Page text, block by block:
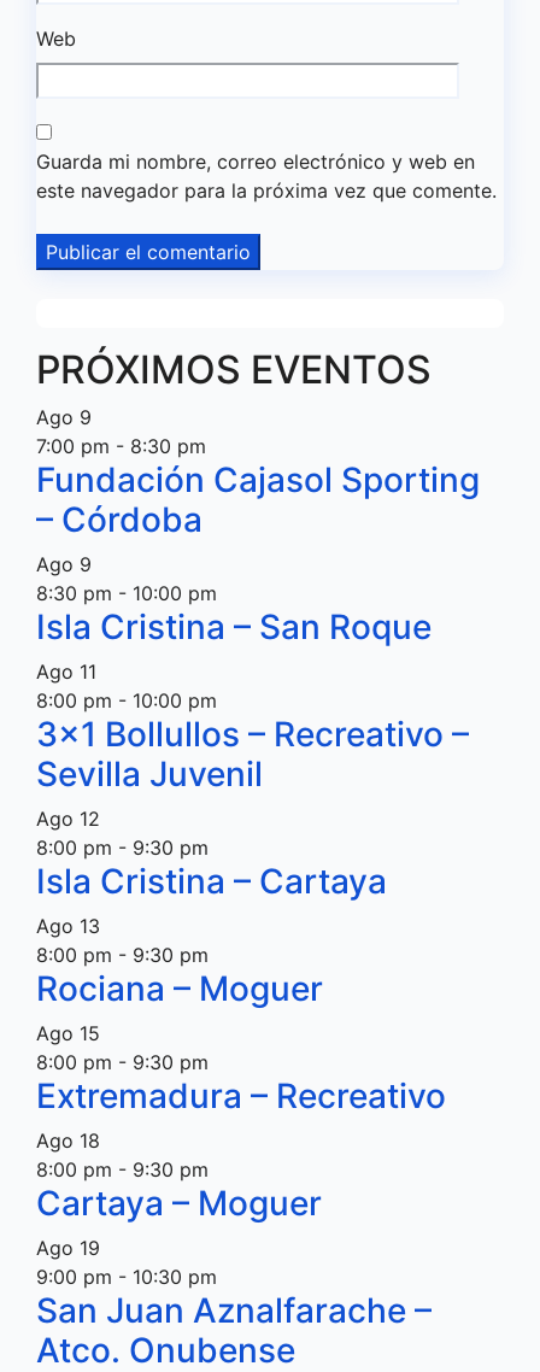
Web
Guarda mi nombre, correo electrónico y web en
este navegador para la próxima vez que comente.
PRÓXIMOS EVENTOS
Ago 9
7:00 pm - 8:30 pm
Fundación Cajasol Sporting
– Córdoba
Ago 9
8:30 pm - 10:00 pm
Isla Cristina – San Roque
Ago 11
8:00 pm - 10:00 pm
3×1 Bollullos – Recreativo –
Sevilla Juvenil
Ago 12
8:00 pm - 9:30 pm
Isla Cristina – Cartaya
Ago 13
8:00 pm - 9:30 pm
Rociana – Moguer
Ago 15
8:00 pm - 9:30 pm
Extremadura – Recreativo
Ago 18
8:00 pm - 9:30 pm
Cartaya – Moguer
Ago 19
9:00 pm - 10:30 pm
San Juan Aznalfarache –
Atco. Onubense